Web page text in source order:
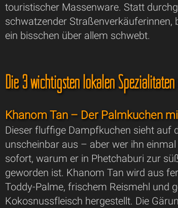
touristischer Massenware. Statt
schwatzender
ein bisschen über allem schwebt.
Die 3 wichtigsten lokalen
Khanom Tan – Der Palmkuchen
Dieser fluffige Dampfkuchen sieht auf
unscheinbar aus – aber wer ihn
sofort, warum er in Phetchaburi zur
geworden ist. Khanom Tan wird aus
Toddy-Palme, frischem Reismehl und
Kokosnussfleisch hergestellt. Die